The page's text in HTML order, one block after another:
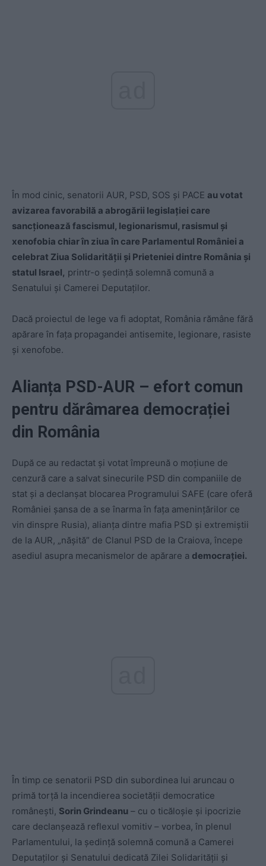
În mod cinic, senatorii AUR, PSD, SOS și PACE au votat
avizarea favorabilă a abrogării legislației care
sancționează fascismul, legionarismul, rasismul și
xenofobia chiar în ziua în care Parlamentul României a
celebrat Ziua Solidarității și Prieteniei dintre România și
statul Israel, printr-o ședinţă solemnă comună a
Senatului și Camerei Deputaţilor.
Dacă proiectul de lege va fi adoptat, România rămâne fără
apărare în fața propagandei antisemite, legionare, rasiste
și xenofobe.
Alianța PSD-AUR – efort comun
pentru dărâmarea democrației
din România
După ce au redactat și votat împreună o moțiune de
cenzură care a salvat sinecurile PSD din companiile de
stat și a declanșat blocarea Programului SAFE (care oferă
României șansa de a se înarma în fața amenințărilor ce
vin dinspre Rusia), alianța dintre mafia PSD și extremiștii
de la AUR, „nășită” de Clanul PSD de la Craiova, începe
asediul asupra mecanismelor de apărare a democrației.
În timp ce senatorii PSD din subordinea lui aruncau o
primă torță la incendierea societății democratice
românești, Sorin Grindeanu – cu o ticăloșie și ipocrizie
care declanșează reflexul vomitiv – vorbea, în plenul
Parlamentului, la ședinţă solemnă comună a Camerei
Deputaţilor şi Senatului dedicată Zilei Solidarității și